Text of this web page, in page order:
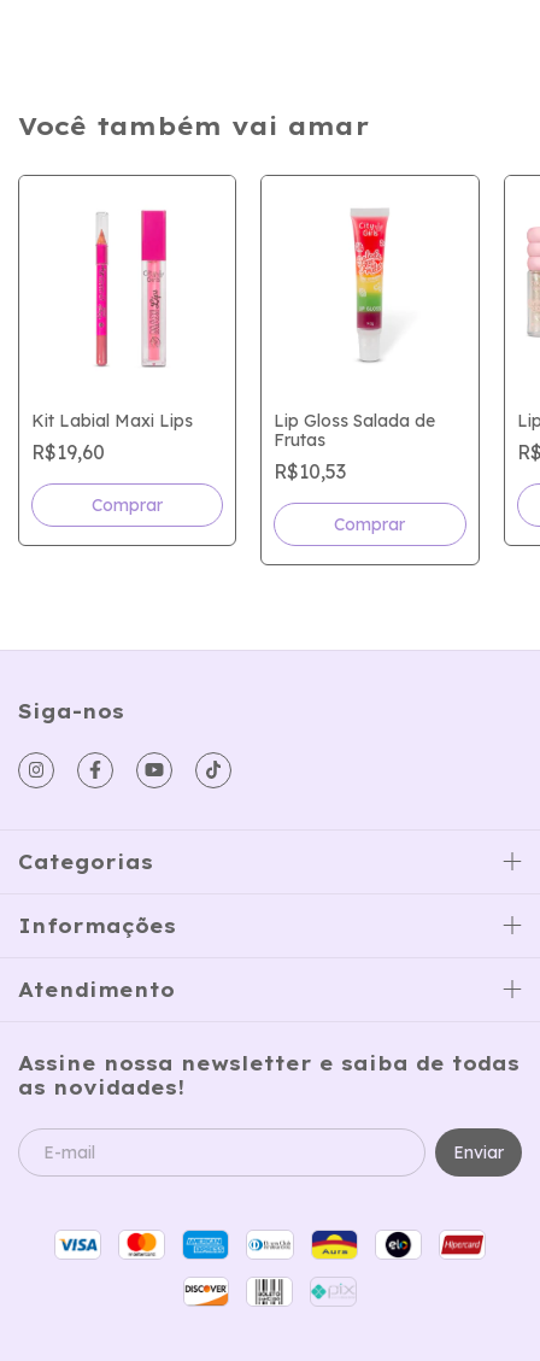
Você também vai amar
Kit Labial Maxi Lips
R$19,60
Comprar
Lip Gloss Salada de
Frutas
R$10,53
Siga-nos
Categorias
Informações
Atendimento
Assine nossa newsletter e saiba de todas
as novidades!